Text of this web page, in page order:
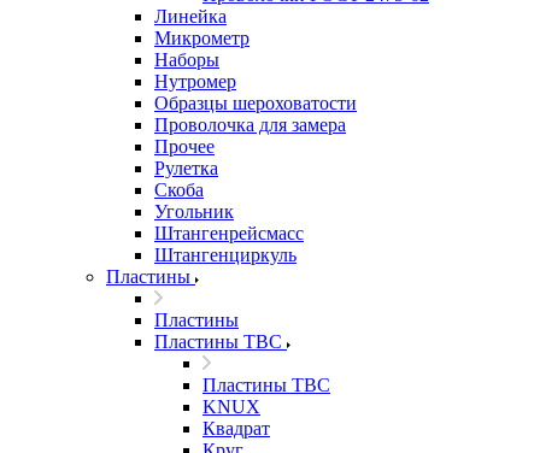
Линейка
Микрометр
Наборы
Нутромер
Образцы шероховатости
Проволочка для замера
Прочее
Рулетка
Скоба
Угольник
Штангенрейсмасс
Штангенциркуль
Пластины
Пластины
Пластины ТВС
Пластины ТВС
KNUX
Квадрат